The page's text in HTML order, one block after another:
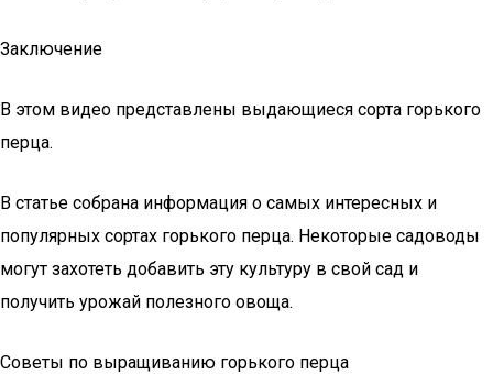
Заключение
В этом видео представлены выдающиеся сорта горького
перца.
В статье собрана информация о самых интересных и
популярных сортах горького перца. Некоторые садоводы
могут захотеть добавить эту культуру в свой сад и
получить урожай полезного овоща.
Советы по выращиванию горького перца